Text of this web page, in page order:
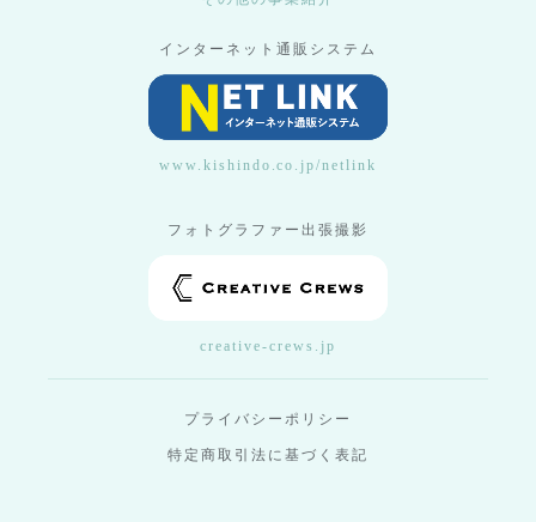
インターネット通販システム
www.kishindo.co.jp/netlink
フォトグラファー出張撮影
creative-crews.jp
プライバシーポリシー
特定商取引法に基づく表記